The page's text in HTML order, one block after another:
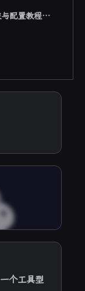
配置教程
个工具型